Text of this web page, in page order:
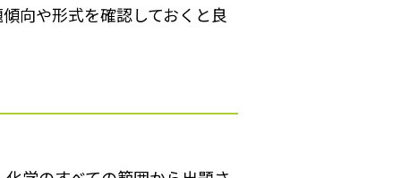
向や形式を確認しておくと良